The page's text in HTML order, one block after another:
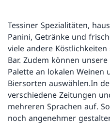
Tessiner Spezialitäten,
Panini, Getränke und
viele andere
Bar. Zudem können
Palette an lokalen Weinen
Biersorten auswählen.In
verschiedene Zeitungen
mehreren Sprachen auf.
noch angenehmer